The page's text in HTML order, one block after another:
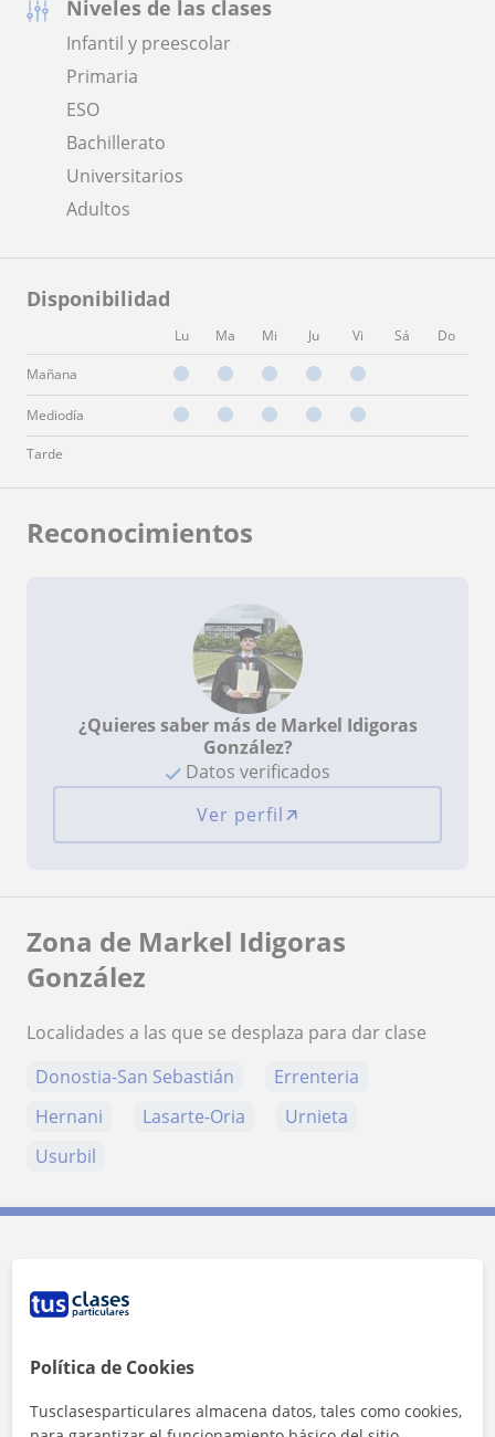
Niveles de las clases
Infantil y preescolar
Primaria
ESO
Bachillerato
Universitarios
Adultos
Disponibilidad
Lu Ma Mi Ju Vi Sá Do
Mañana
Mediodía
Tarde
Reconocimientos
¿Quieres saber más de Markel Idigoras
González?
Datos verificados
Ver perfil
Zona de Markel Idigoras
González
Localidades a las que se desplaza para dar clase
Donostia-San Sebastián
Errenteria
Hernani
Lasarte-Oria
Urnieta
Usurbil
González
Tarifa
1ª clase gratis
Política de Cookies
Tusclasesparticulares almacena datos, tales como cookies,